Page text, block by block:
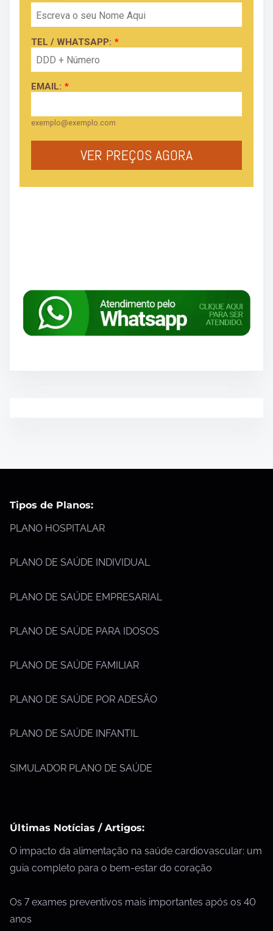
Tipos de Planos:
PLANO HOSPITALAR
PLANO DE SAÚDE INDIVIDUAL
PLANO DE SAÚDE EMPRESARIAL
PLANO DE SAÚDE PARA IDOSOS
PLANO DE SAÚDE FAMILIAR
PLANO DE SAÚDE POR ADESÃO
PLANO DE SAÚDE INFANTIL
SIMULADOR PLANO DE SAÚDE
Últimas Notícias / Artigos:
O impacto da alimentação na saúde cardiovascular: um
guia completo para o bem-estar do coração
Os 7 exames preventivos mais importantes após os 40
anos